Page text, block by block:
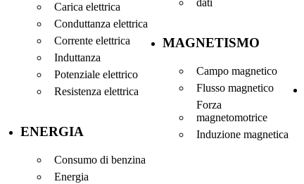
Carica elettrica
Conduttanza elettrica
Corrente elettrica
Induttanza
Potenziale elettrico
Resistenza elettrica
ENERGIA
Consumo di benzina
Energia
dati
MAGNETISMO
Campo magnetico
Flusso magnetico
Forza
magnetomotrice
Induzione magnetica